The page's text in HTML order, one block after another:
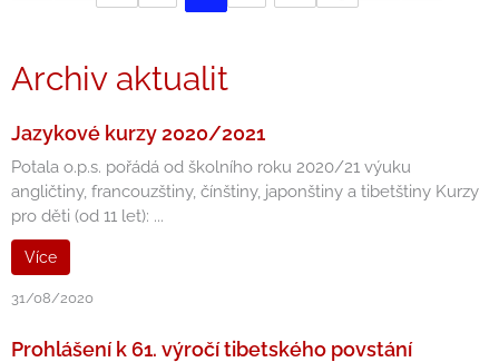
Archiv aktualit
Jazykové kurzy 2020/2021
Potala o.p.s. pořádá od školního roku 2020/21 výuku
angličtiny, francouzštiny, čínštiny, japonštiny a tibetštiny Kurzy
pro děti (od 11 let): ...
Více
31/08/2020
Prohlášení k 61. výročí tibetského povstání